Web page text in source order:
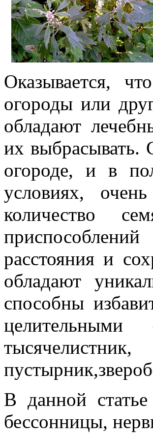
Оказывается,
огороды или
обладают
их выбрасывать.
огороде, и в
условиях,
количество
расстояния и
обладают
способны
В данной
бессонницы,